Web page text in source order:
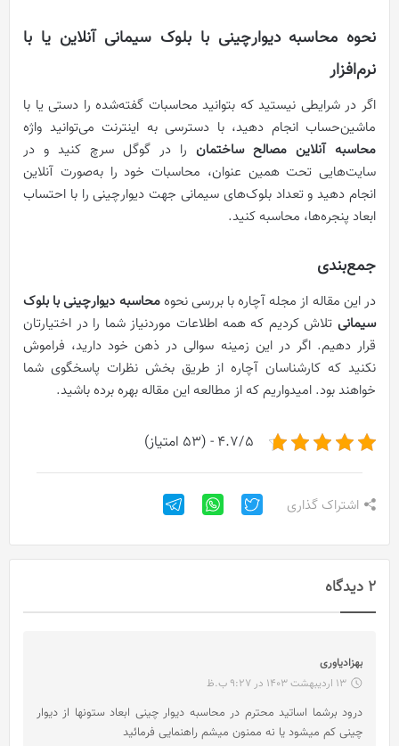
نحوه محاسبه دیوارچینی با بلوک سیمانی آنلاین یا با
نرم‌افزار
اگر در شرایطی نیستید که بتوانید محاسبات گفته‌شده را دستی یا با
ماشین‌حساب انجام دهید، با دسترسی به اینترنت می‌توانید واژه
محاسبه آنلاین مصالح ساختمان را در گوگل سرچ کنید و در
سایت‌هایی تحت همین عنوان، محاسبات خود را به‌صورت آنلاین
انجام دهید و تعداد بلوک‌های سیمانی جهت دیوارچینی را با احتساب
ابعاد پنجره‌ها، محاسبه کنید.
جمع‌بندی
در این مقاله از مجله آچاره با بررسی نحوهمحاسبه دیوارچینی با بلوک
سیمانی تلاش کردیم که همه اطلاعات موردنیاز شما را در اختیارتان
قرار دهیم. اگر در این زمینه سوالی در ذهن خود دارید، فراموش
نکنید که کارشناسان آچاره از طریق بخش نظرات پاسخگوی شما
خواهند بود. امیدواریم که از مطالعه این مقاله بهره برده باشید.
4.7/5 - (53 امتیاز)
اشتراک گذاری
2 دیدگاه
بهزادیاوری
ف
ت
13 اردیبهشت 1403 در 9:27 ب.ظ
درود برشما اساتید محترم در محاسبه دیوار چینی ابعاد ستونها از دیوار
چینی کم میشود یا نه ممنون میشم راهنمایی فرمائید